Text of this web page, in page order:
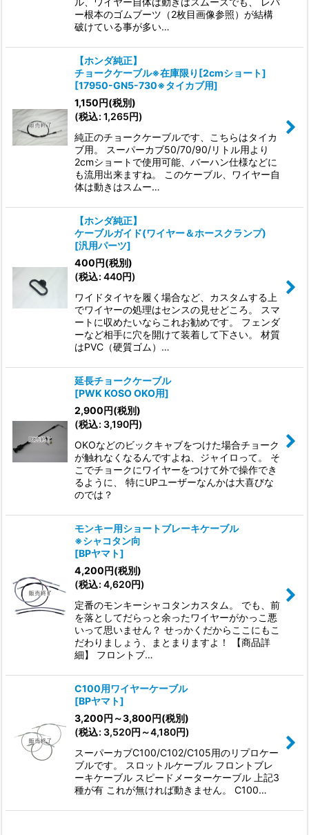
ー根本のゴムブーツ（2枚目画像参照）が結構
破けている事が多い…
【ホンダ純正】
チョークケーブル※在庫限り[2cmショート]
[17950-GN5-730※タイカブ用]
1,150円(税別)
(税込: 1,265円)
純正のチョークケーブルです、こちらはタイカ
ブ用。 スーパーカブ50/70/90/リトル用より
2cmショートで使用可能、バーハン仕様などに
も流用出来ますね。 このケーブル、ワイヤー自
体は動きはスムー…
【ホンダ純正】
ケーブルガイド(ワイヤー＆ホースクランプ)
[汎用パーツ]
400円(税別)
(税込: 440円)
ワイドタイヤを履く場合など、カスタムする上
でワイヤーの処理はセンスの見せどころ。 スマ
ートに収めたいならこれお勧めです。 フェンダ
ーなど相手に穴を開けて装着して下さい。 材質
はPVC（硬質ゴム）…
延長チョークケーブル
[PWK KOSO OKO用]
2,900円(税別)
(税込: 3,190円)
OKOなどのビックキャブをつけた場合チョーク
が触れなくなるんですよね、ジャイロって。 そ
こでチョークにワイヤーをつけて外で操作でき
るように、 特にUPユーザーなんかは大喜びな
のでは？
モンキー用ショートブレーキケーブル
※シャコタン向
[BPヤマト]
4,200円(税別)
(税込: 4,620円)
定番のモンキーシャコタンカスタム。 でも、前
を落としてだらっと余ったワイヤーがかっこ悪
いって思いません？ せっかくだからここにもこ
だわりましょう、まとまりますよ！ 【商品詳
細】 フロントブ…
C100用ワイヤーケーブル
[BPヤマト]
3,200円 ～3,800円(税別)
(税込: 3,520円 ～4,180円)
スーパーカブC100/C102/C105用のリプロケー
ブルです。 スロットルケーブル フロントブレ
ーキケーブル スピードメーターケーブル 上記3
種が有 これが無ければ動きません。 C100…